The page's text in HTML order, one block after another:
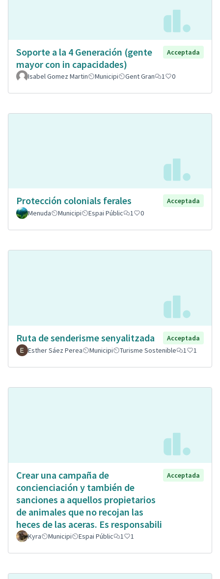
Soporte a la 4 Generación (gente
mayor con in capacidades)
Acceptada
Isabel Gomez Martin Municipi Gent Gran 1 0
Protección colonials ferales
Acceptada
Menuda
Municipi Espai Públic 1 0
Ruta de senderisme senyalitzada
Acceptada
Esther Sáez Perea
Municipi Turisme Sostenible 1 1
Crear una campaña de
concienciación y también de
sanciones a aquellos propietarios
de animales que no recojan las
heces de las aceras. Es responsabili
Acceptada
Kyra Municipi Espai Públic 1 1